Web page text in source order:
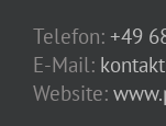
Telefon: +49
E-Mail:
Website: